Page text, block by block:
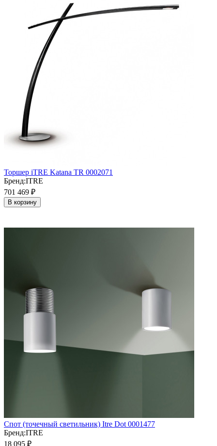
Торшер iTRE Katana TR 0002071
Бренд:ITRE
701 469 ₽
В корзину
Спот (точечный светильник) Itre Dot 0001477
Бренд:ITRE
18 095 ₽